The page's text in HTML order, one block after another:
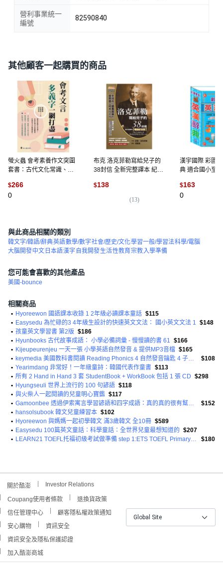
營利事業統一
編號
82590840
其他顧客一起購買的商品
螢火蟲 會考素養作文突圍
套書：古代文化常識、閱
考衝刺必備, 會考文言多義
字一網打盡
$266
0
布克 洛克菲勒寫給兒子的
38封信 全新完整譯本 紀念
$138
(13)
漢宇國際 彩圖
典 適合國小至
$163
0
與此商品相關的類別
韓文字/韓語/辭典英語數學/數字社會/歷史/文化學習一般/學習法科學/電腦
大腦開發中文 日本語漢字 自我開發生活性教育宗教入學準備
您可能會喜歡的其他產品
美國-bounce
相關商品
• Hyoreewon 國語課本收錄 1 2年級必讀課本童話 $115
• Easysedu 為忙碌的3 4年級生設計的快速英文文法： 國小英文文法 1 $148
• 孩童英文學習書 第2版 $186
• Hyunbooks 古代故事成語： 小學必備詞彙 - 慢慢讀的書 61 $166
• Kijeupeurenjeu 一天一張 小學英語自然發音 & 提供MP3音檔 $165
•
keymedia 美國教科書閱讀 Reading Phonics 4 自然發音鑰匙 4 子音 2
$108
• Yearimdang 非常好！一年級童詩：韓國代表作童書 $113
• 所有 2 Hand in Hand 3 套 StudentBook + WorkBook 包括 1 張 CD $298
• Hyungseuli 世界上流行的 100 句諺語 $118
• 與火柴人一起閱讀的兒童明心寶鑑 $117
•
Gamoonbee 透過伊索寓言學習諺語和四字成語：真的真的很有幫助 9
$152
• hansolsubook 韓文兒童練習本 $102
• Hyoreewon 與媽媽一起初學韓文 滿3歲韓文 全10冊 $589
• Easysedu 100篇英文童話：科學童話：全世界兒童最想知道的 $207
•
LEARN21 TOEFL托福初級考試做準備 step 1:ETS TOEFL Primary初級備考書 $180
關於酷澎 Investor Relations
Coupang使用者條款
退換貨政策
信任管理中心
顧客隱私權政策通知
安心購物
資訊安全
資訊安全及隱私保護認證
加入酷澎商城
Global Site